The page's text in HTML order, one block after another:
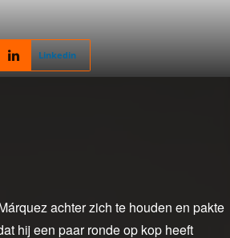
Linkedin
achter zich te houden en pakte
hij een paar ronde op kop heeft